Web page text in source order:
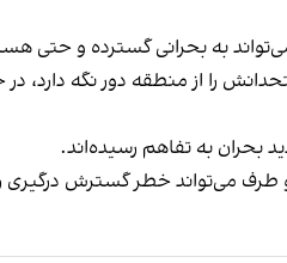
به بحرانی گسترده و حتی
را از منطقه دور نگه دارد، در
بحران به تفاهم رسیده‌اند.
طرف می‌تواند خطر گسترش درگیری